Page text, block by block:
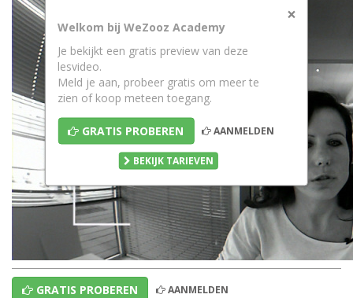
×
Welkom bij WeZooz Academy
Je bekijkt een gratis preview van deze
lesvideo.
Meld je aan, probeer gratis om meer te
zien of koop meteen toegang.
GRATIS PROBEREN AANMELDEN
BEKIJK TARIEVEN
GRATIS PROBEREN AANMELDEN